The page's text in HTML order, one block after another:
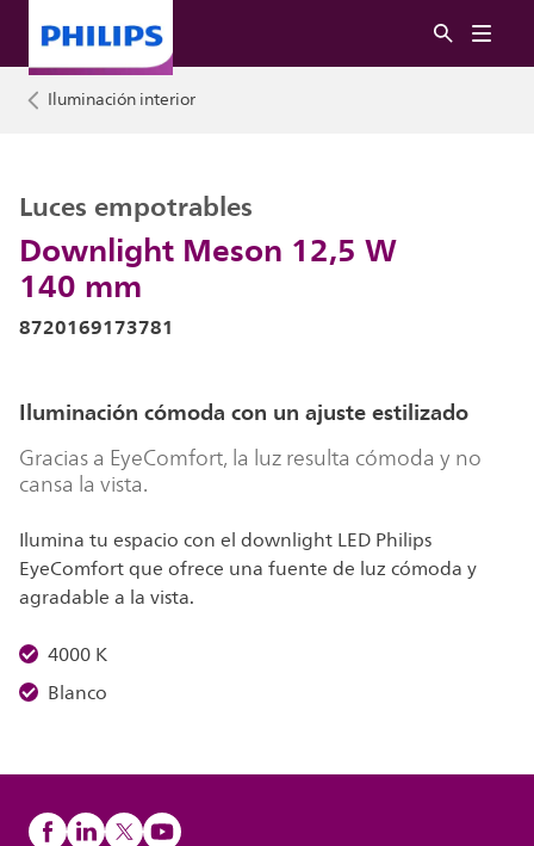
Iluminación interior
Downlight Meson 12,5 W
140 mm
Luces empotrables
8720169173781
Iluminación cómoda con un ajuste estilizado
Gracias a EyeComfort, la luz resulta cómoda y no
cansa la vista.
Ilumina tu espacio con el downlight LED Philips
EyeComfort que ofrece una fuente de luz cómoda y
agradable a la vista.
4000 K
Blanco